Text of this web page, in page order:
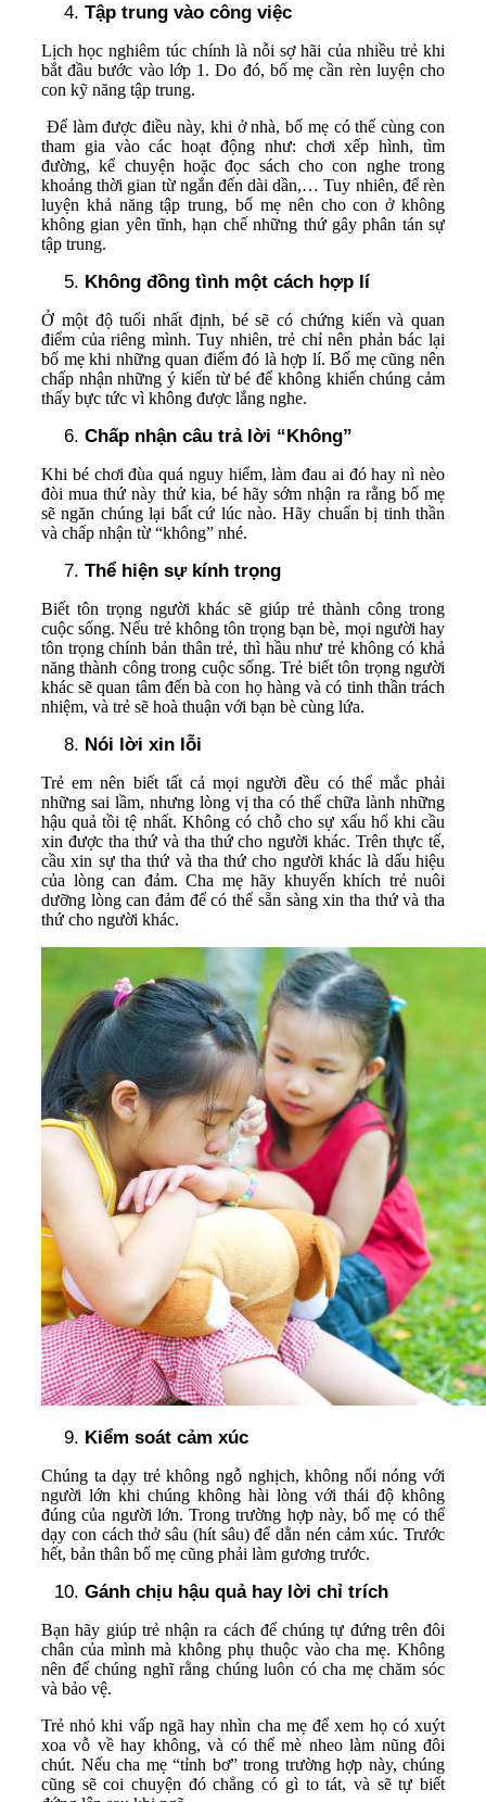
Tập trung vào công việc
Lịch học nghiêm túc chính là nỗi sợ hãi của nhiều trẻ khi
bắt đầu bước vào lớp 1. Do đó, bố mẹ cần rèn luyện cho
con kỹ năng tập trung.
Để làm được điều này, khi ở nhà, bố mẹ có thể cùng con
tham gia vào các hoạt động như: chơi xếp hình, tìm
đường, kể chuyện hoặc đọc sách cho con nghe trong
khoảng thời gian từ ngắn đến dài dần,… Tuy nhiên, để rèn
luyện khả năng tập trung, bố mẹ nên cho con ở không
không gian yên tĩnh, hạn chế những thứ gây phân tán sự
tập trung.
Không đồng tình một cách hợp lí
Ở một độ tuổi nhất định, bé sẽ có chứng kiến và quan
điểm của riêng mình. Tuy nhiên, trẻ chỉ nên phản bác lại
bố mẹ khi những quan điểm đó là hợp lí. Bố mẹ cũng nên
chấp nhận những ý kiến từ bé để không khiến chúng cảm
thấy bực tức vì không được lắng nghe.
Chấp nhận câu trả lời “Không”
Khi bé chơi đùa quá nguy hiểm, làm đau ai đó hay nì nèo
đòi mua thứ này thứ kia, bé hãy sớm nhận ra rằng bố mẹ
sẽ ngăn chúng lại bất cứ lúc nào. Hãy chuẩn bị tinh thần
và chấp nhận từ “không” nhé.
Thể hiện sự kính trọng
Biết tôn trọng người khác sẽ giúp trẻ thành công trong
cuộc sống. Nếu trẻ không tôn trọng bạn bè, mọi người hay
tôn trọng chính bản thân trẻ, thì hầu như trẻ không có khả
năng thành công trong cuộc sống. Trẻ biết tôn trọng người
khác sẽ quan tâm đến bà con họ hàng và có tinh thần trách
nhiệm, và trẻ sẽ hoà thuận với bạn bè cùng lứa.
Nói lời xin lỗi
Trẻ em nên biết tất cả mọi người đều có thể mắc phải
những sai lầm, nhưng lòng vị tha có thể chữa lành những
hậu quả tồi tệ nhất. Không có chỗ cho sự xấu hổ khi cầu
xin được tha thứ và tha thứ cho người khác. Trên thực tế,
cầu xin sự tha thứ và tha thứ cho người khác là dấu hiệu
của lòng can đảm. Cha mẹ hãy khuyến khích trẻ nuôi
dưỡng lòng can đảm để có thể sẵn sàng xin tha thứ và tha
thứ cho người khác.
Kiểm soát cảm xúc
Chúng ta dạy trẻ không ngỗ nghịch, không nổi nóng với
người lớn khi chúng không hài lòng với thái độ không
đúng của người lớn. Trong trường hợp này, bố mẹ có thể
dạy con cách thở sâu (hít sâu) để dằn nén cảm xúc. Trước
hết, bản thân bố mẹ cũng phải làm gương trước.
Gánh chịu hậu quả hay lời chỉ trích
Bạn hãy giúp trẻ nhận ra cách để chúng tự đứng trên đôi
chân của mình mà không phụ thuộc vào cha mẹ. Không
nên để chúng nghĩ rằng chúng luôn có cha mẹ chăm sóc
và bảo vệ.
Trẻ nhỏ khi vấp ngã hay nhìn cha mẹ để xem họ có xuýt
xoa vỗ về hay không, và có thể mè nheo làm nũng đôi
chút. Nếu cha mẹ “tỉnh bơ” trong trường hợp này, chúng
cũng sẽ coi chuyện đó chẳng có gì to tát, và sẽ tự biết